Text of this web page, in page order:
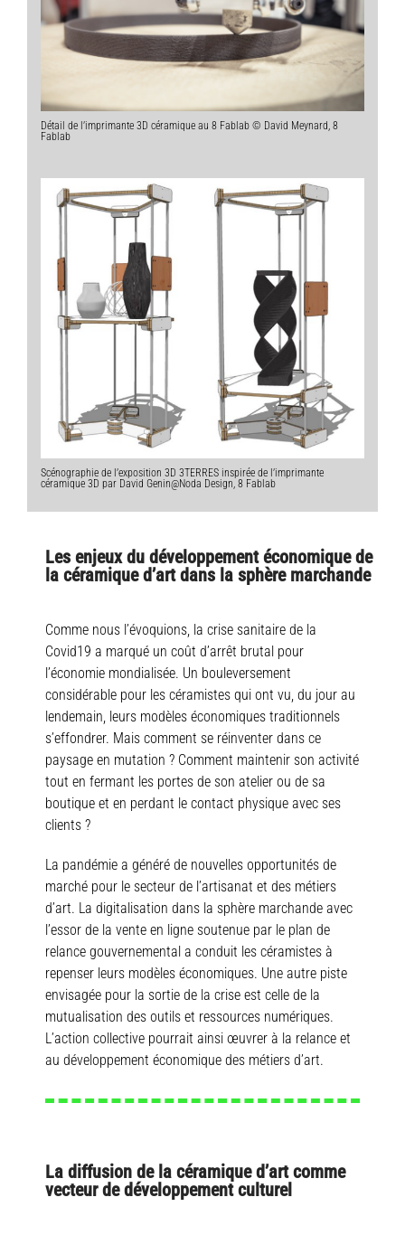
Détail de l’imprimante 3D céramique au 8 Fablab © David Meynard, 8
Fablab
Scénographie de l’exposition 3D 3TERRES inspirée de l’imprimante
céramique 3D par David Genin@Noda Design, 8 Fablab
Les enjeux du développement économique de
la céramique d’art dans la sphère marchande
Comme nous l’évoquions, la crise sanitaire de la
Covid19 a marqué un coût d’arrêt brutal pour
l’économie mondialisée. Un bouleversement
considérable pour les céramistes qui ont vu, du jour au
lendemain, leurs modèles économiques traditionnels
s’effondrer. Mais comment se réinventer dans ce
paysage en mutation ? Comment maintenir son activité
tout en fermant les portes de son atelier ou de sa
boutique et en perdant le contact physique avec ses
clients ?
La pandémie a généré de nouvelles opportunités de
marché pour le secteur de l’artisanat et des métiers
d’art. La digitalisation dans la sphère marchande avec
l’essor de la vente en ligne soutenue par le plan de
relance gouvernemental a conduit les céramistes à
repenser leurs modèles économiques. Une autre piste
envisagée pour la sortie de la crise est celle de la
mutualisation des outils et ressources numériques.
L’action collective pourrait ainsi œuvrer à la relance et
au développement économique des métiers d’art.
La diffusion de la céramique d’art comme
vecteur de développement culturel